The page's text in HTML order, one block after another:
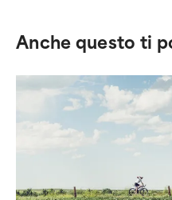
Anche questo ti